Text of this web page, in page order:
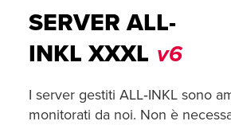
SERVER ALL-
INKL XXXL v6
I server gestiti ALL‑INKL sono
monitorati da noi. Non è